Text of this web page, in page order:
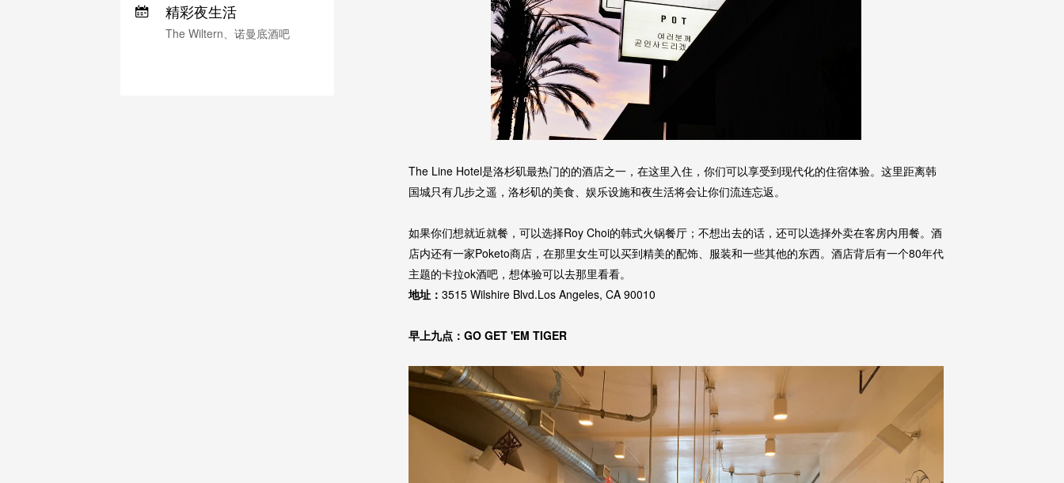
精彩夜生活
The Wiltern、诺曼底酒吧
The Line Hotel是洛杉矶最热门的的酒店之一，在这里入住，你们可以享受到现代化的住宿体验。这里距离韩
国城只有几步之遥，洛杉矶的美食、娱乐设施和夜生活将会让你们流连忘返。
如果你们想就近就餐，可以选择Roy Choi的韩式火锅餐厅；不想出去的话，还可以选择外卖在客房内用餐。酒
店内还有一家Poketo商店，在那里女生可以买到精美的配饰、服装和一些其他的东西。酒店背后有一个80年代
主题的卡拉ok酒吧，想体验可以去那里看看。
地址： 3515 Wilshire Blvd.Los Angeles, CA 90010
早上九点：GO GET 'EM TIGER